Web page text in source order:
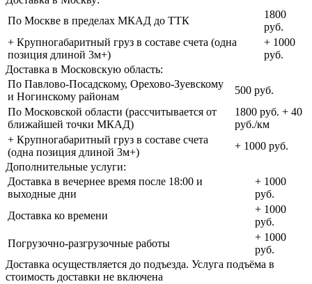
По Москве в пределах МКАД до ТТК
1800
руб.
+ Крупногабаритный груз в составе счета (одна
позиция длиной 3м+)
+ 1000
руб.
Доставка в Московскую область:
По Павлово-Посадскому, Орехово-Зуевскому
и Ногинскому районам
500 руб.
По Московской области (рассчитывается от
ближайшей точки МКАД)
1800 руб. + 40
руб./км
+ Крупногабаритный груз в составе счета
(одна позиция длиной 3м+)
+ 1000 руб.
Дополнительные услуги:
Доставка в вечернее время после 18:00 и
выходные дни
+ 1000
руб.
Доставка ко времени
+ 1000
руб.
Погрузочно-разгрузочные работы
+ 1000
руб.
Доставка осуществляется до подъезда. Услуга подъёма в
стоимость доставки не включена